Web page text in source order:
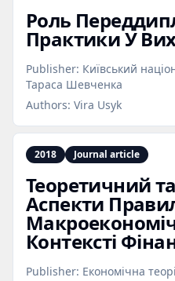
Роль
Практики У
Publisher: Київський
Тараса Шевченка
Authors: Vira Usyk
2018 Journal article
Теоретичний
Аспекти
Контексті
Publisher: Економічна